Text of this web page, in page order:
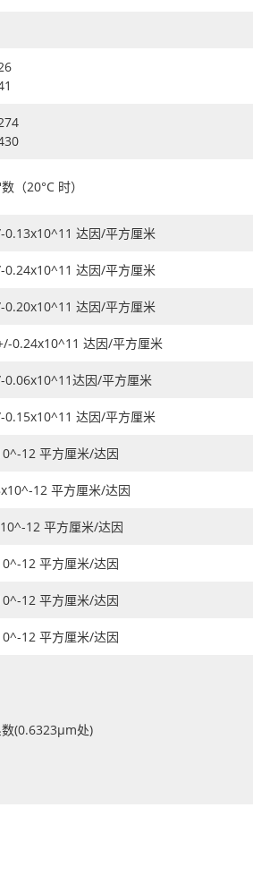
（20°C 时）
0.13x10^11 达因/平方厘米
0.24x10^11 达因/平方厘米
0.20x10^11 达因/平方厘米
0.24x10^11 达因/平方厘米
0.06x10^11达因/平方厘米
0.15x10^11 达因/平方厘米
12 平方厘米/达因
12 平方厘米/达因
12 平方厘米/达因
12 平方厘米/达因
12 平方厘米/达因
12 平方厘米/达因
(0.6323μm处)